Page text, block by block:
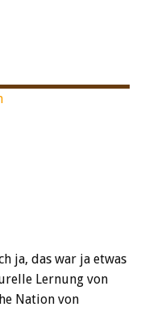
ja, das war ja etwas
Lernung von
Nation von